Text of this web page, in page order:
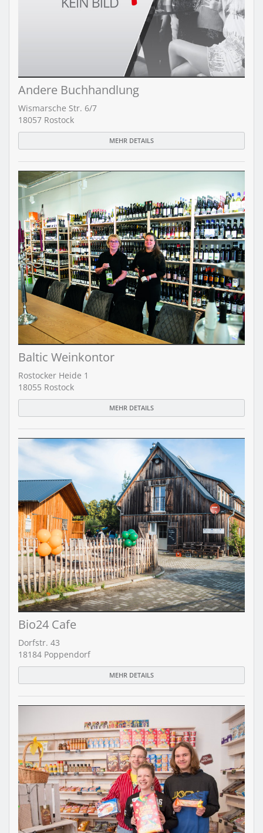
Andere Buchhandlung
Wismarsche Str. 6/7
18057 Rostock
MEHR DETAILS
Baltic Weinkontor
Rostocker Heide 1
18055 Rostock
MEHR DETAILS
Bio24 Cafe
Dorfstr. 43
18184 Poppendorf
MEHR DETAILS